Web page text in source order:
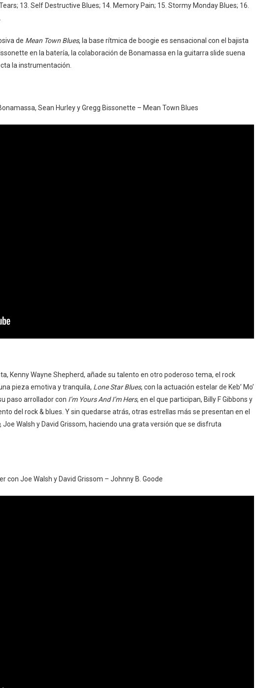
13. Self Destructive Blues; 14. Memory Pain; 15. Stormy Monday Blues; 16.
de Mean Town Blues, la base rítmica de boogie es sensacional con el bajista
en la batería, la colaboración de Bonamassa en la guitarra slide suena
la instrumentación.
Sean Hurley y Gregg Bissonette – Mean Town Blues
Kenny Wayne Shepherd, añade su talento en otro poderoso tema, el rock
pieza emotiva y tranquila, Lone Star Blues, con la actuación estelar de Keb’ Mo’
paso arrollador con I’m Yours And I’m Hers, en el que participan, Billy F Gibbons y
del rock & blues. Y sin quedarse atrás, otras estrellas más se presentan en el
, Joe Walsh y David Grissom, haciendo una grata versión que se disfruta
con Joe Walsh y David Grissom – Johnny B. Goode